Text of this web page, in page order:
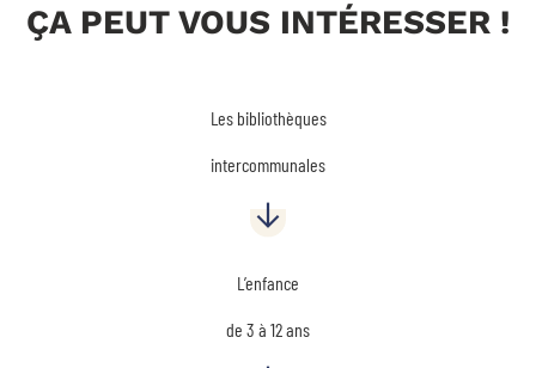
ÇA PEUT VOUS INTÉRESSER !
Les bibliothèques
intercommunales
L’enfance
de 3 à 12 ans